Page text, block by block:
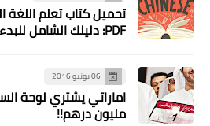
تحميل كتاب تعلم
PDF: دليلك الشامل للبدء الآن!
06 يونيو 2016
مليون درهم!!